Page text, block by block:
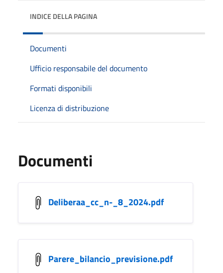
INDICE DELLA PAGINA
Documenti
Ufficio responsabile del documento
Formati disponibili
Licenza di distribuzione
Documenti
Deliberaa_cc_n-_8_2024.pdf
Parere_bilancio_previsione.pdf